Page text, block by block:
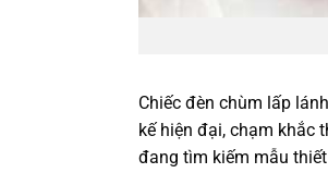
Chiếc đèn chùm lấp
kế hiện đại, chạm khắc
đang tìm kiếm mẫu